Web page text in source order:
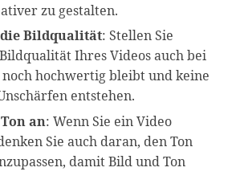
zu gestalten.
Bildqualität: Stellen Sie
Ihres Videos auch bei
hochwertig bleibt und keine
entstehen.
an: Wenn Sie ein Video
Sie auch daran, den Ton
damit Bild und Ton